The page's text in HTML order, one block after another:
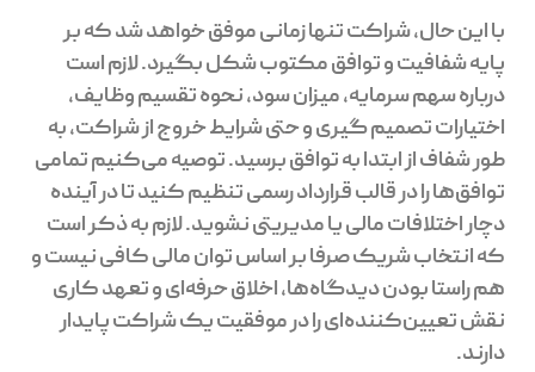
با این حال، شراکت تنها زمانی موفق خواهد شد که بر
پایه شفافیت و توافق مکتوب شکل بگیرد. لازم است
درباره سهم سرمایه، میزان سود، نحوه تقسیم وظایف،
اختیارات تصمیم گیری و حتی شرایط خروج از شراکت، به
طور شفاف از ابتدا به توافق برسید. توصیه می‌کنیم تمامی
توافق‌ها را در قالب قرارداد رسمی تنظیم کنید تا در آینده
دچار اختلافات مالی یا مدیریتی نشوید. لازم به ذکر است
که انتخاب شریک صرفا بر اساس توان مالی کافی نیست و
هم راستا بودن دیدگاه‌ها، اخلاق حرفه‌ای و تعهد کاری
نقش تعیین‌کننده‌ای را در موفقیت یک شراکت پایدار
دارند.